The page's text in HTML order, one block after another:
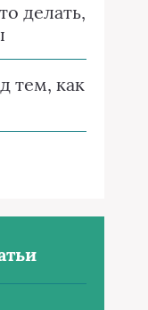
делать,
тем, как